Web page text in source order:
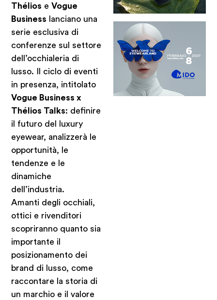
Thélios eVogue
Business lanciano una
serie esclusiva di
conferenze sul settore
dell’occhialeria di
lusso. Il ciclo di eventi
in presenza, intitolato
Vogue Business x
Thélios Talks: definire
il futuro del luxury
eyewear, analizzerà le
opportunità, le
tendenze e le
dinamiche
dell’industria.
Amanti degli occhiali,
ottici e rivenditori
scopriranno quanto sia
importante il
posizionamento dei
brand di lusso, come
raccontare la storia di
un marchio e il valore